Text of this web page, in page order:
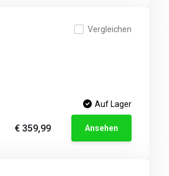
Vergleichen
Auf Lager
€ 359,99 Ansehen